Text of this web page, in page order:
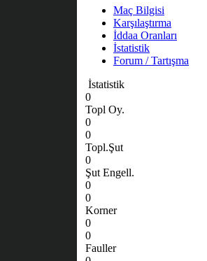
Maç Bilgisi
Karşılaştırma
İddaa Oranları
İstatistik
Forum / Tartışma
İstatistik
0
Topl Oy.
0
0
Topl.Şut
0
Şut Engell.
0
0
Korner
0
0
Fauller